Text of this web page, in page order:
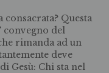
consacrata? Questa
convegno del
rimanda ad un
deve
Gesù: Chi sta nel